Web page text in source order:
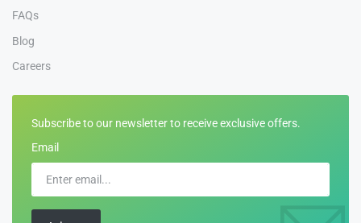
FAQs
Blog
Careers
Subscribe to our newsletter to receive exclusive offers.
Email